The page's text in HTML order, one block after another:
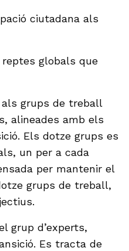
ciutadana als
reptes globals que
als grups de treball
alineades amb els
Els dotze grups es
un per a cada
per mantenir el
grups de treball,
grup d’experts,
Es tracta de